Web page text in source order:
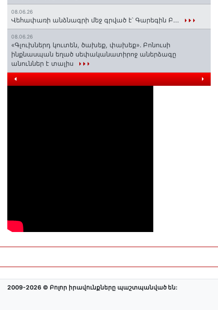
08.06.26
Վեհափառի անձնագրի մեջ գրված է՝ Գարեգին Բ...
08.06.26
«Գլուխներդ կուտեն, ծախեք, փախեք»․ Բոնուսի
ինքնասպան եղած սեփականատիրոջ աներձագը
անուններ է տալիս
2009-2026 © Բոլոր իրավունքները պաշտպանված են: